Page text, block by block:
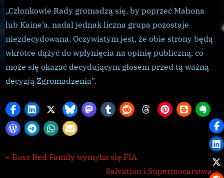
„Członkowie Rady gromadzą się, by poprzeć Mahona
lub Kaine’a, nadal jednak liczna grupa pozostaje
niezdecydowana. Oczywistym jest, że obie strony będą
wkrótce dążyć do wpłynięcia na opinię publiczną, co
może się okazać decydującym głosem przed tą ważną
decyzją Zgromadzenia”.
Galnet
Nawigacja
P
Boss Red Family wymyka się FIA
N
Salvation i Supermocarstwa